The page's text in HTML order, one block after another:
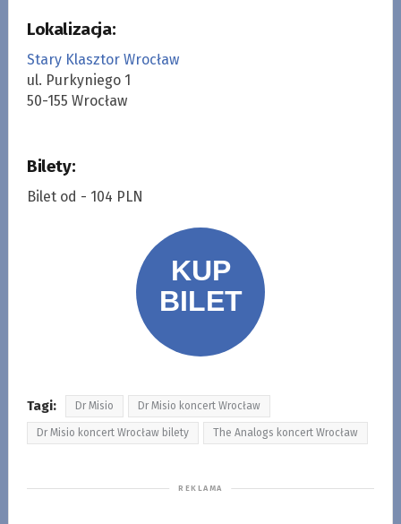
Lokalizacja:
Stary Klasztor Wrocław
ul. Purkyniego 1
50-155 Wrocław
Bilety:
Bilet od - 104 PLN
Tagi: Dr Misio Dr Misio koncert Wrocław
Dr Misio koncert Wrocław bilety The Analogs koncert Wrocław